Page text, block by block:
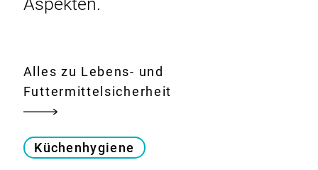
Alles zu Lebens- und
Futtermittelsicherheit
Küchenhygiene